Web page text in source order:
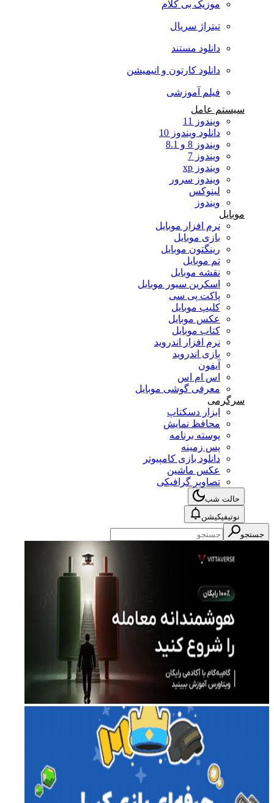
موزیک بی کلام
تیتراژ سریال
دانلود مستند
دانلود کارتون و انیمیشن
فیلم آموزشی
سیستم عامل
ویندوز 11
دانلود ویندوز 10
ویندوز 8 و 8.1
ویندوز 7
ویندوز xp
ویندوز سرور
لینوکس
ویندوز
موبایل
نرم افزار موبایل
بازی موبایل
رینگتون موبایل
تم موبایل
نقشه موبایل
اسکرین سیور موبایل
پاکت پی سی
کلیپ موبایل
عکس موبایل
کتاب موبایل
نرم افزار اندروید
بازی اندروید
آیفون
اس ام اس
معرفی گوشی موبایل
سرگرمی
ابزار دسکتاپ
محافظ نمایش
پوسته برنامه
پس زمینه
دانلود بازی کامپیوتر
عکس ماشین
تصاویر گرافیکی
حالت شب
نوتیفیکیشن
جستجو